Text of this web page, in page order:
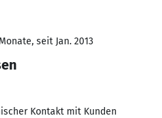
seit Jan. 2013
Kontakt mit Kunden